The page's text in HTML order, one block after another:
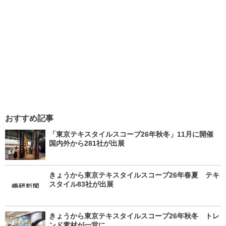
おすすめ記事
「東京テキスタイルスコープ26年秋冬」11月に開催
国内外から281社が出展
きょうから東京テキスタイルスコープ26年春夏 テキ
スタイル83社が出展
きょうから東京テキスタイルスコープ26年秋冬 トレ